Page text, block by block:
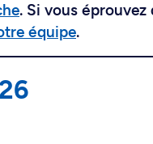
. Si vous
équipe.